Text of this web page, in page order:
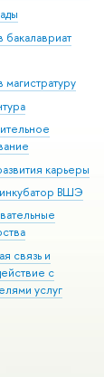
карьеры
ВШЭ
связь и
с
услуг